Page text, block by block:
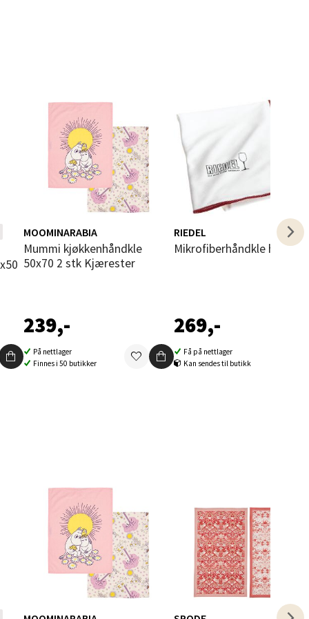
MOOMINARABIA
Mummi kjøkkenhåndkle
50x70 2 stk Kjærester
239,-
På nettlager
Finnes i 50 butikker
RIEDEL
Mikrofiberhåndkle hvit/rød
269,-
Få på nettlager
Kan sendes til butikk